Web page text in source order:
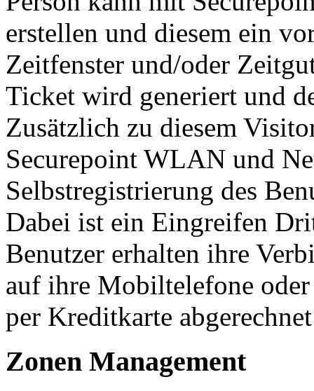
erstellen und diesem ein
Zeitfenster und/oder
Ticket wird generiert und
Zusätzlich zu diesem
Securepoint WLAN und
Selbstregistrierung des
Dabei ist ein Eingreifen
Benutzer erhalten ihre
auf ihre Mobiltelefone
per Kreditkarte
Zonen Management